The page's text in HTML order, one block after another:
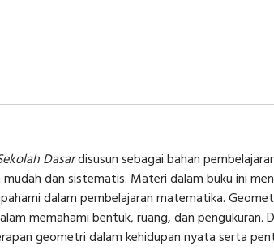
Dasardisusun sebagai bahan
dan sistematis. Materi dalam buku ini
dalam pembelajaran matematika.
memahami bentuk, ruang, dan
geometri dalam kehidupan nyata serta